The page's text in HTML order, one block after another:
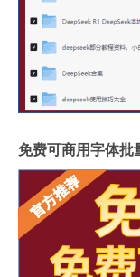
免费可商用字体批